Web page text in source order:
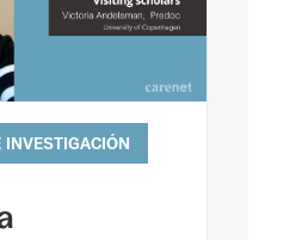
INVESTIGACIÓN